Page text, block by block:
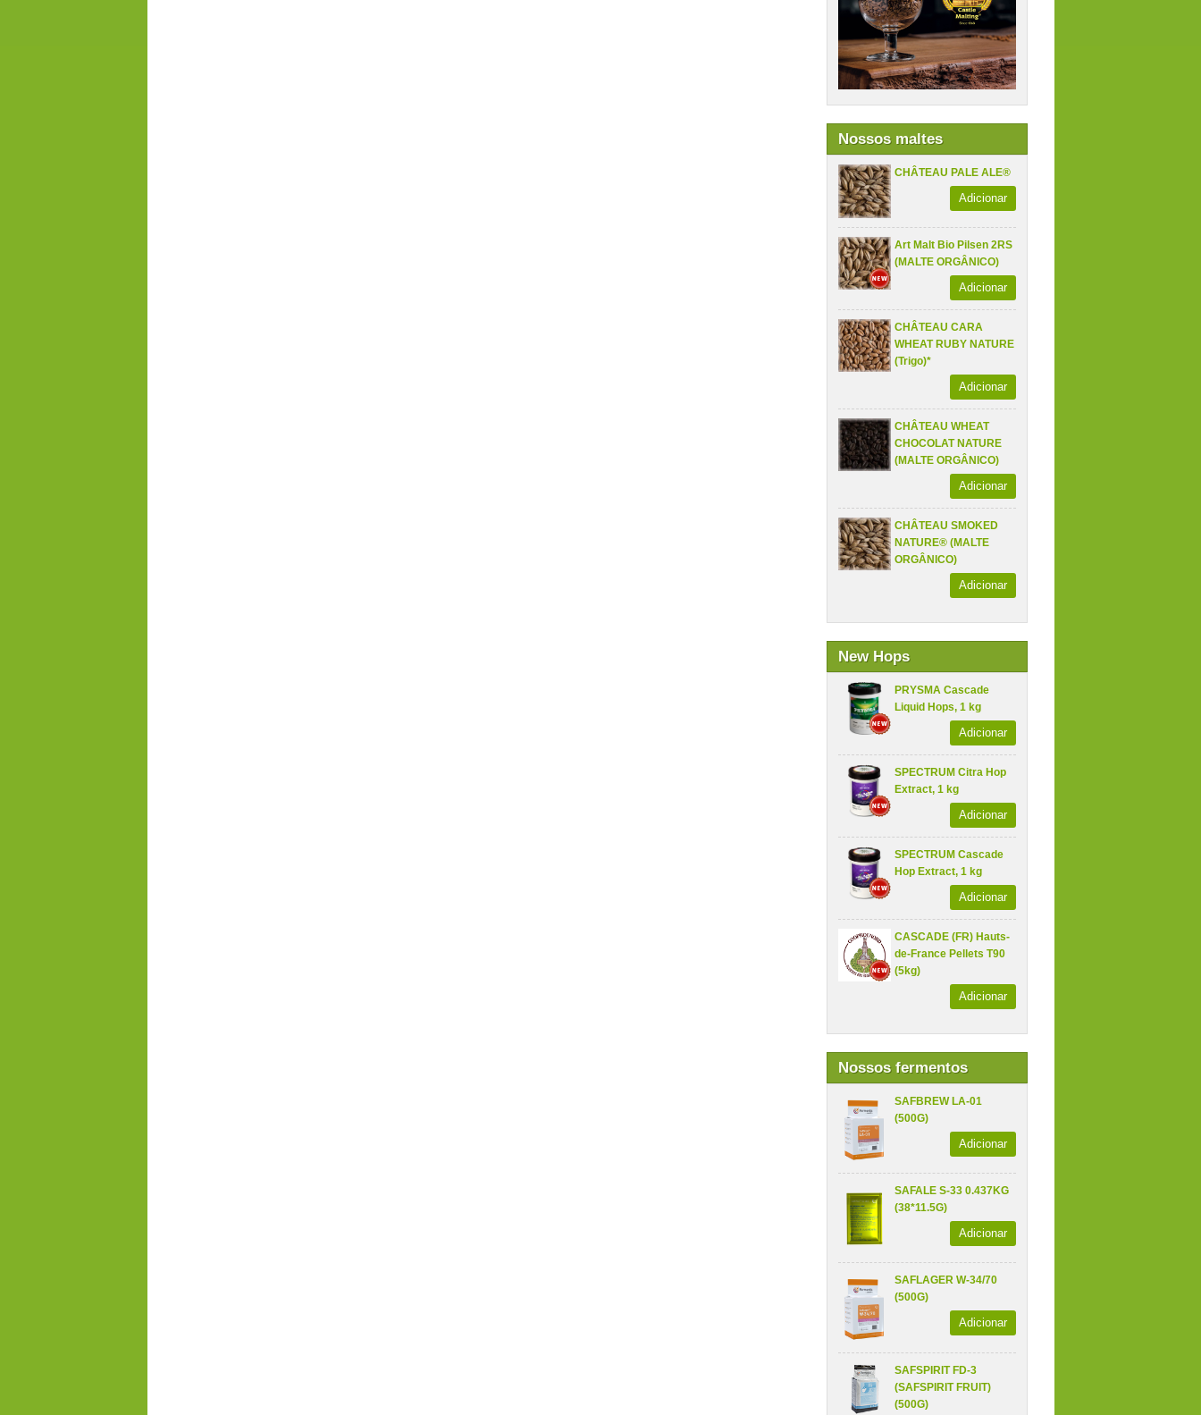
Nossos maltes
CHÂTEAU PALE ALE®
Adicionar
Art Malt Bio Pilsen 2RS
(MALTE ORGÂNICO)
Adicionar
CHÂTEAU CARA
WHEAT RUBY NATURE
(Trigo)*
Adicionar
CHÂTEAU WHEAT
CHOCOLAT NATURE
(MALTE ORGÂNICO)
Adicionar
CHÂTEAU SMOKED
NATURE® (MALTE
ORGÂNICO)
Adicionar
New Hops
PRYSMA Cascade
Liquid Hops, 1 kg
Adicionar
SPECTRUM Citra Hop
Extract, 1 kg
Adicionar
SPECTRUM Cascade
Hop Extract, 1 kg
Adicionar
CASCADE (FR) Hauts-
de-France Pellets T90
(5kg)
Adicionar
Nossos fermentos
SAFBREW LA-01
(500G)
Adicionar
SAFALE S-33 0.437KG
(38*11.5G)
Adicionar
SAFLAGER W-34/70
(500G)
Adicionar
SAFSPIRIT FD-3
(SAFSPIRIT FRUIT)
(500G)